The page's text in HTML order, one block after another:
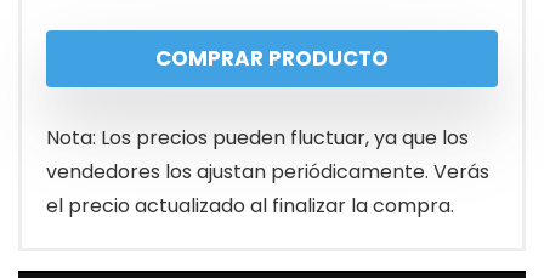
COMPRAR PRODUCTO
Nota: Los precios pueden fluctuar, ya que los
vendedores los ajustan periódicamente. Verás
el precio actualizado al finalizar la compra.